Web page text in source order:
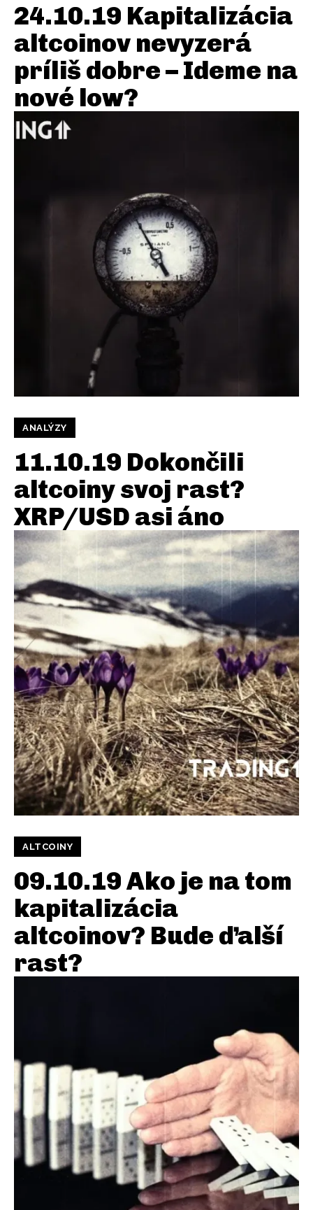
24.10.19 Kapitalizácia
altcoinov nevyzerá
príliš dobre – Ideme na
nové low?
ANALÝZY
11.10.19 Dokončili
altcoiny svoj rast?
XRP/USD asi áno
ALTCOINY
09.10.19 Ako je na tom
kapitalizácia
altcoinov? Bude ďalší
rast?